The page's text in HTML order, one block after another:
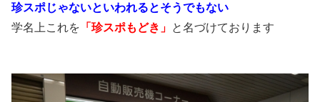
珍スポじゃないといわれるとそうでもない
学名上これを 「珍スポもどき」 と名づけております